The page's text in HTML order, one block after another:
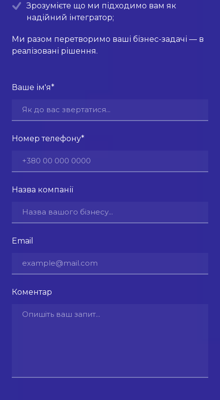
Зрозумієте що ми підходимо вам як
надійний інтегратор;
Ми разом перетворимо ваші бізнес-задачі — в
реалізовані рішення.
Ваше ім'я*
Номер телефону*
Назва компанії
Email
Коментар